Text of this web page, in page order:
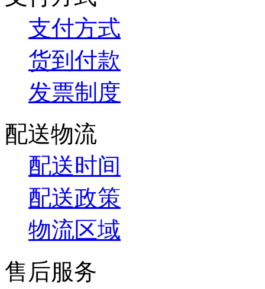
支付方式
货到付款
发票制度
配送物流
配送时间
配送政策
物流区域
售后服务